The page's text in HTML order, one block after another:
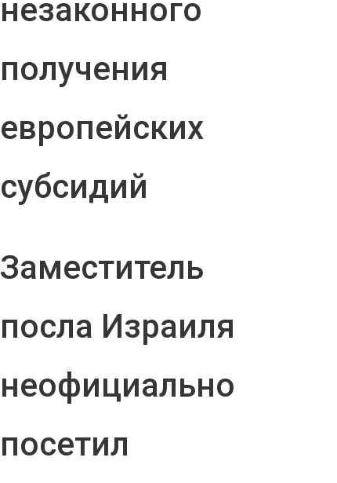
незаконного
получения
европейских
субсидий
Заместитель
посла Израиля
неофициально
посетил